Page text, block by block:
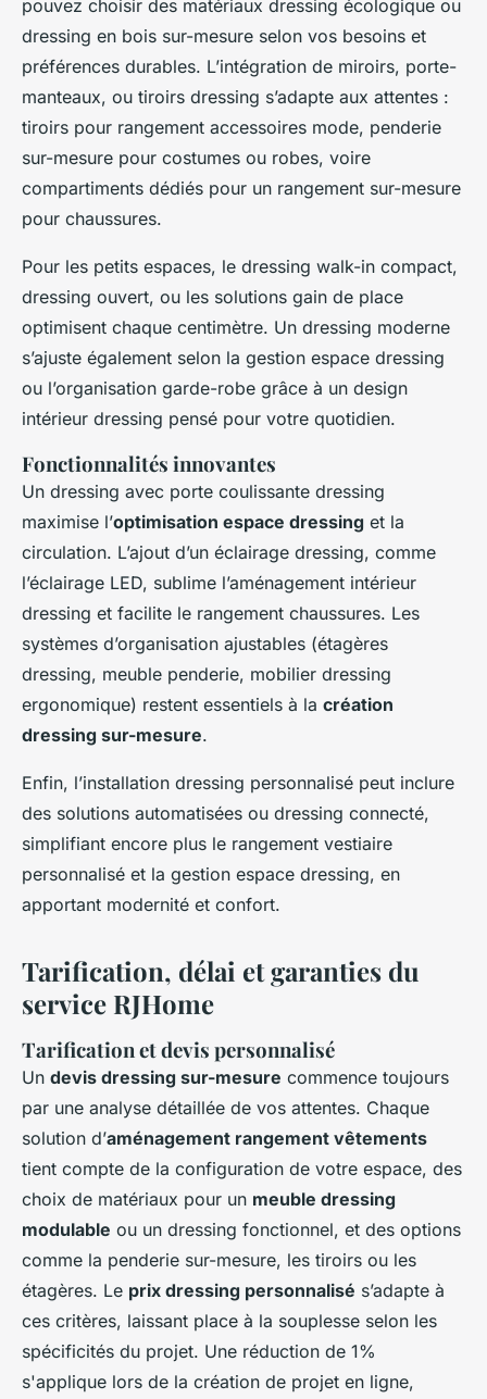
pouvez choisir des matériaux dressing écologique ou
dressing en bois sur-mesure selon vos besoins et
préférences durables. L’intégration de miroirs, porte-
manteaux, ou tiroirs dressing s’adapte aux attentes :
tiroirs pour rangement accessoires mode, penderie
sur-mesure pour costumes ou robes, voire
compartiments dédiés pour un rangement sur-mesure
pour chaussures.
Pour les petits espaces, le dressing walk-in compact,
dressing ouvert, ou les solutions gain de place
optimisent chaque centimètre. Un dressing moderne
s’ajuste également selon la gestion espace dressing
ou l’organisation garde-robe grâce à un design
intérieur dressing pensé pour votre quotidien.
Fonctionnalités innovantes
Un dressing avec porte coulissante dressing
maximise l’optimisation espace dressing et la
circulation. L’ajout d’un éclairage dressing, comme
l’éclairage LED, sublime l’aménagement intérieur
dressing et facilite le rangement chaussures. Les
systèmes d’organisation ajustables (étagères
dressing, meuble penderie, mobilier dressing
ergonomique) restent essentiels à la création
dressing sur-mesure.
Enfin, l’installation dressing personnalisé peut inclure
des solutions automatisées ou dressing connecté,
simplifiant encore plus le rangement vestiaire
personnalisé et la gestion espace dressing, en
apportant modernité et confort.
Tarification, délai et garanties du
service RJHome
Tarification et devis personnalisé
Un devis dressing sur-mesure commence toujours
par une analyse détaillée de vos attentes. Chaque
solution d’aménagement rangement vêtements
tient compte de la configuration de votre espace, des
choix de matériaux pour un meuble dressing
modulable ou un dressing fonctionnel, et des options
comme la penderie sur-mesure, les tiroirs ou les
étagères. Le prix dressing personnalisé s’adapte à
ces critères, laissant place à la souplesse selon les
spécificités du projet. Une réduction de 1%
s'applique lors de la création de projet en ligne,